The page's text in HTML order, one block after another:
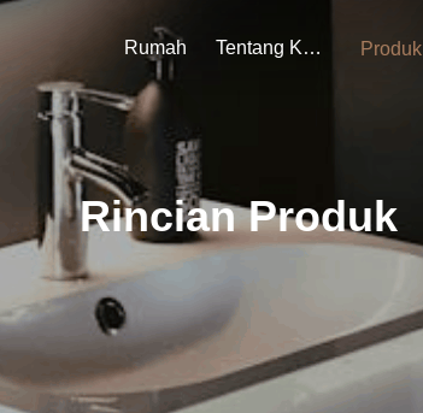
Rumah Tentang Kami Produk
Rincian Produk